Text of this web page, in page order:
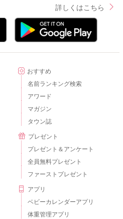
詳しくはこちら
おすすめ
名前ランキング検索
アワード
マガジン
タウン誌
プレゼント
プレゼント＆アンケート
全員無料プレゼント
ファーストプレゼント
アプリ
ベビーカレンダーアプリ
体重管理アプリ